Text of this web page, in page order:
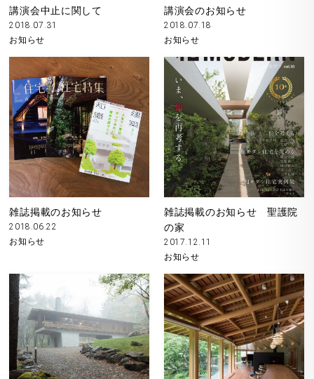
講演会中止に関して
2018.07.31
お知らせ
講演会のお知らせ
2018.07.18
お知らせ
雑誌掲載のお知らせ
2018.06.22
お知らせ
雑誌掲載のお知らせ 聖護院
の家
2017.12.11
お知らせ